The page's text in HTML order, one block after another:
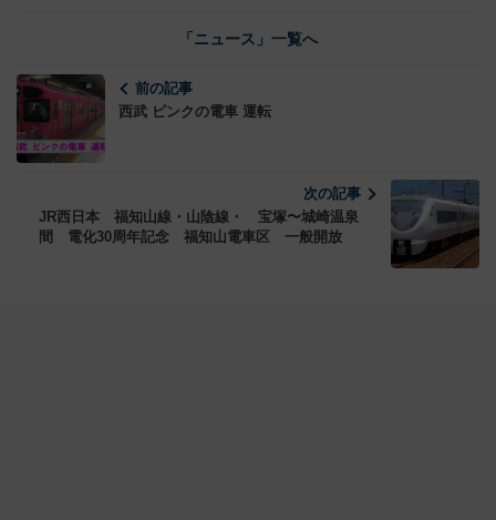
「ニュース」一覧へ
前の記事
西武 ピンクの電車 運転
次の記事
JR西日本 福知山線・山陰線・ 宝塚〜城崎温泉
間 電化30周年記念 福知山電車区 一般開放